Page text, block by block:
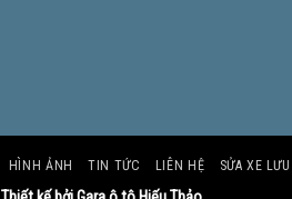
HÌNH ẢNH TIN TỨC LIÊN HỆ SỬA XE